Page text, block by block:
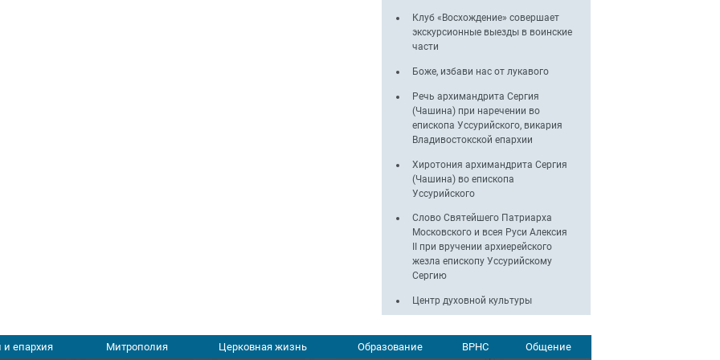
Клуб «Восхождение» совершает
экскурсионные выезды в воинские
части
Боже, избави нас от лукавого
Речь архимандрита Сергия
(Чашина) при наречении во
епископа Уссурийского, викария
Владивостокской епархии
Хиротония архимандрита Сергия
(Чашина) во епископа
Уссурийского
Слово Святейшего Патриарха
Московского и всея Руси Алексия
II при вручении архиерейского
жезла епископу Уссурийскому
Сергию
Центр духовной культуры
и епархия Митрополия Церковная жизнь Образование ВРНС Общение